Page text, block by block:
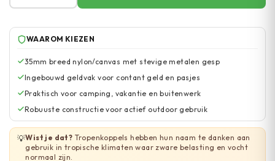
WAAROM KIEZEN
35mm breed nylon/canvas met stevige metalen gesp
Ingebouwd geldvak voor contant geld en pasjes
Praktisch voor camping, vakantie en buitenwerk
Robuuste constructie voor actief outdoor gebruik
💡Wist je dat? Tropenkoppels hebben hun naam te danken aan
gebruik in tropische klimaten waar zware belasting en vocht
normaal zijn.